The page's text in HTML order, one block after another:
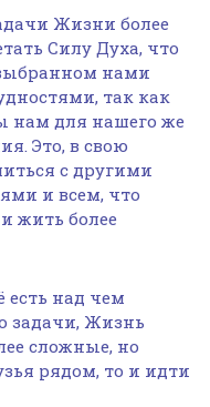
Жизни более
Силу Духа, что
нами
так как
нам для нашего же
Это, в свою
с другими
и всем, что
жить более
есть над чем
задачи, Жизнь
сложные, но
рядом, то и идти